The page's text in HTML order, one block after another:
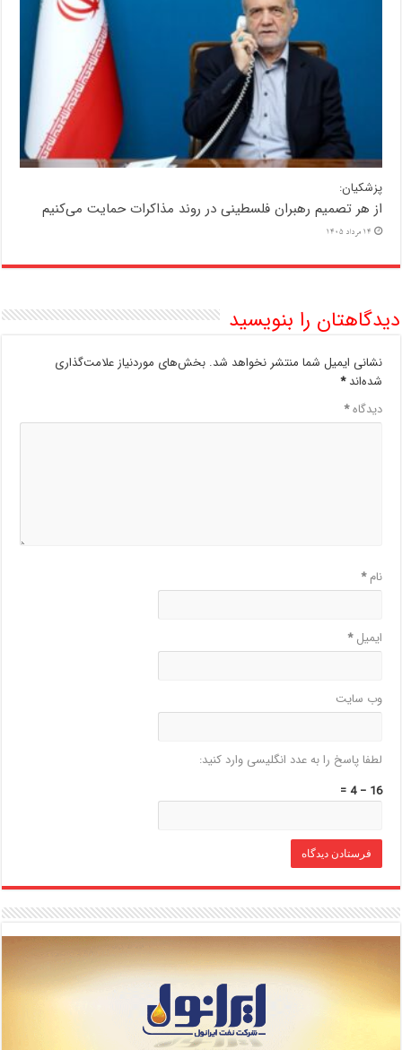
پزشکیان:
از هر تصمیم رهبران فلسطینی در روند مذاکرات حمایت می‌کنیم
14 مرداد 1405
دیدگاهتان را بنویسید
نشانی ایمیل شما منتشر نخواهد شد. بخش‌های موردنیاز علامت‌گذاری
شده‌اند*
دیدگاه*
نام*
ایمیل*
وب‌ سایت
لطفا پاسخ را به عدد انگلیسی وارد کنید:
16 − 4 =